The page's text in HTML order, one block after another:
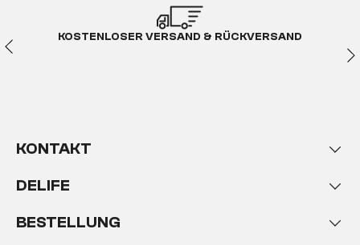
KOSTENLOSER VERSAND & RÜCKVERSAND
KONTAKT
DELIFE
BESTELLUNG